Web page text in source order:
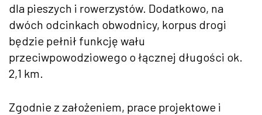
dla pieszych i rowerzystów. Dodatkowo, na
dwóch odcinkach obwodnicy, korpus drogi
będzie pełnił funkcję wału
przeciwpowodziowego o łącznej długości ok.
2,1 km.
Zgodnie z założeniem, prace projektowe i